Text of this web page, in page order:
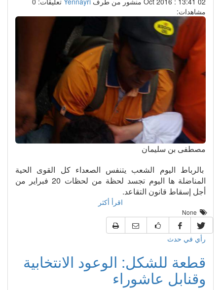
مشاهدات:
مصطفى بن سليمان
بالرباط اليوم الشعب يتنفس الصعداء كل القوى الحية
المناضلة ها اليوم تجسد لحظة من لحظات 20 فبراير من
أجل إسقاط قانون التقاعد.
اقرأ أكثر
رأي في حدث
قطعة للشكل: الوعود الانتخابية
وقنابل عاشوراء